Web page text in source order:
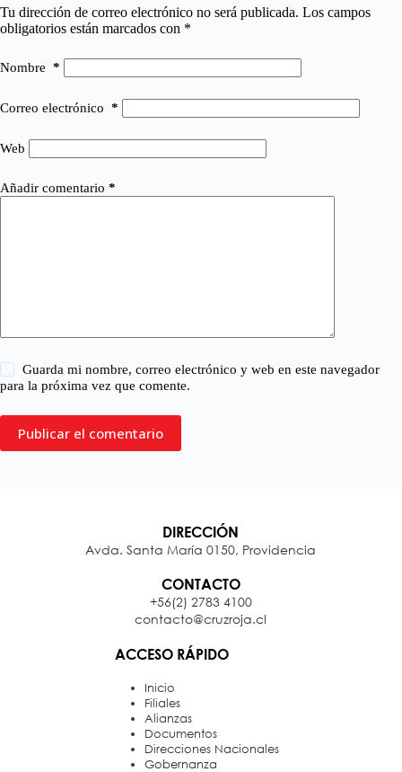
Tu dirección de correo electrónico no será publicada. Los campos
obligatorios están marcados con *
Nombre *
Correo electrónico *
Web
Añadir comentario *
Guarda mi nombre, correo electrónico y web en este navegador
para la próxima vez que comente.
Publicar el comentario
DIRECCIÓN
Avda. Santa María 0150, Providencia
CONTACTO
+56(2) 2783 4100
contacto@cruzroja.cl
ACCESO RÁPIDO
Inicio
Filiales
Alianzas
Documentos
Direcciones Nacionales
Gobernanza